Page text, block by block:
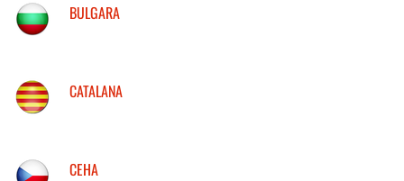
BULGARA
CATALANA
CEHA